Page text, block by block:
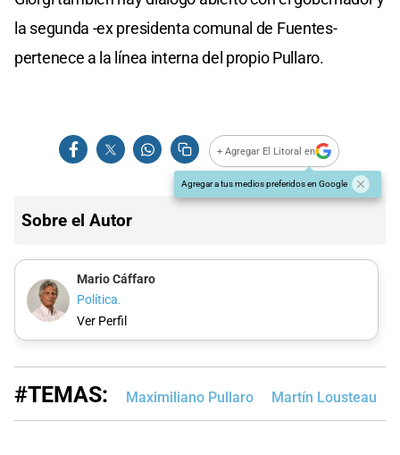
la segunda -ex presidenta comunal de Fuentes-
pertenece a la línea interna del propio Pullaro.
+ Agregar El Litoral en
Agregar a tus medios preferidos en Google
Sobre el Autor
Mario Cáffaro
Política.
Ver Perfil
#TEMAS: Maximiliano Pullaro Martín Lousteau